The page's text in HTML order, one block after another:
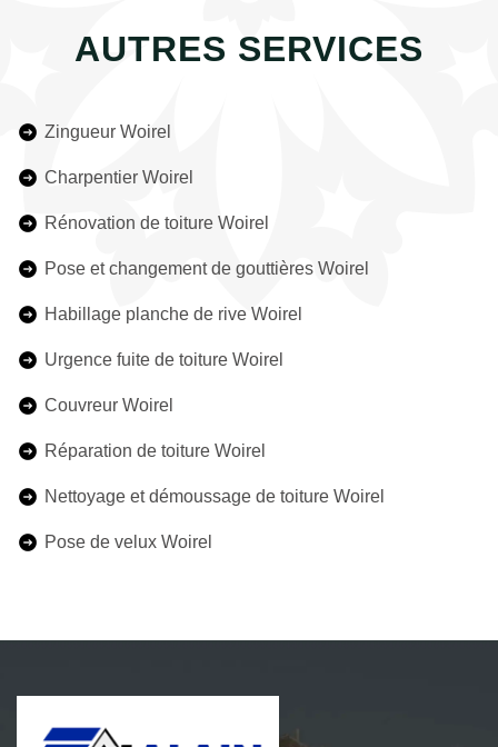
AUTRES SERVICES
Zingueur Woirel
Charpentier Woirel
Rénovation de toiture Woirel
Pose et changement de gouttières Woirel
Habillage planche de rive Woirel
Urgence fuite de toiture Woirel
Couvreur Woirel
Réparation de toiture Woirel
Nettoyage et démoussage de toiture Woirel
Pose de velux Woirel